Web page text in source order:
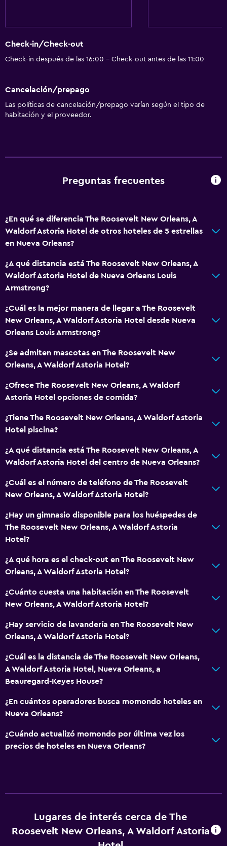
Aire acondicionado
Accesibilidad y adecuación
Accesibilidad
Almohada hipoalergénica
Habitación hipoalergénica
Restaurante
Bar/lounge
Desayuno en la habitación
Tetera/cafetera
Tetera
Cafetera
Comedor
Masajes
Piscina climatizada
Bañera de hidromasaje
Piscina al aire libre
Piscina con vista
Tina de baño
Albornoz
Baño privado
Zona de estar
Espacio de almacenamiento
Check-in/Check-out
Check-in después de las 16:00 - Check-out antes de las 11:00
Cancelación/prepago
Las políticas de cancelación/prepago varían según el tipo de
habitación y el proveedor.
Preguntas frecuentes
¿En qué se diferencia The Roosevelt New Orleans, A
Waldorf Astoria Hotel de otros hoteles de 5 estrellas
en Nueva Orleans?
¿A qué distancia está The Roosevelt New Orleans, A
Waldorf Astoria Hotel de Nueva Orleans Louis
Armstrong?
¿Cuál es la mejor manera de llegar a The Roosevelt
New Orleans, A Waldorf Astoria Hotel desde Nueva
Orleans Louis Armstrong?
¿Se admiten mascotas en The Roosevelt New
Orleans, A Waldorf Astoria Hotel?
¿Ofrece The Roosevelt New Orleans, A Waldorf
Astoria Hotel opciones de comida?
¿Tiene The Roosevelt New Orleans, A Waldorf Astoria
Hotel piscina?
¿A qué distancia está The Roosevelt New Orleans, A
Waldorf Astoria Hotel del centro de Nueva Orleans?
¿Cuál es el número de teléfono de The Roosevelt
New Orleans, A Waldorf Astoria Hotel?
¿Hay un gimnasio disponible para los huéspedes de
The Roosevelt New Orleans, A Waldorf Astoria
Hotel?
¿A qué hora es el check-out en The Roosevelt New
Orleans, A Waldorf Astoria Hotel?
¿Cuánto cuesta una habitación en The Roosevelt
New Orleans, A Waldorf Astoria Hotel?
¿Hay servicio de lavandería en The Roosevelt New
Orleans, A Waldorf Astoria Hotel?
¿Cuál es la distancia de The Roosevelt New Orleans,
A Waldorf Astoria Hotel, Nueva Orleans, a
Beauregard-Keyes House?
¿En cuántos operadores busca momondo hoteles en
Nueva Orleans?
¿Cuándo actualizó momondo por última vez los
precios de hoteles en Nueva Orleans?
Lugares de interés cerca de The
Roosevelt New Orleans, A Waldorf Astoria